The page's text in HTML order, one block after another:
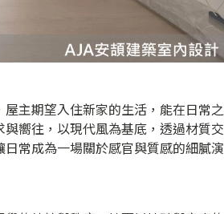
主期望入住新家的生活，能在日常之
嚮往，以現代風為基底，透過材質交
常成為一場關於感官與質感的細膩演